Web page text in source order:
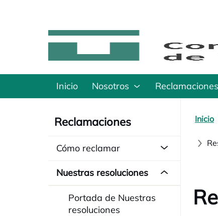
Inicio Nosotros Reclamaciones
Reclamaciones
Cómo reclamar
Nuestras resoluciones
Portada de Nuestras
resoluciones
Inicio